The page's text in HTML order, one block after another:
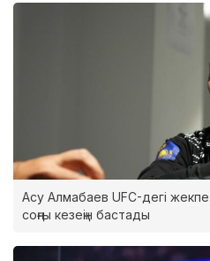
Асу Алмабаев UFC-дегі
соңғы кезеңін бастады